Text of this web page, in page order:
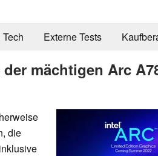
Externe Tests
mächtigen Arc
die